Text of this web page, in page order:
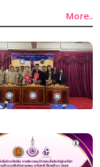
More..